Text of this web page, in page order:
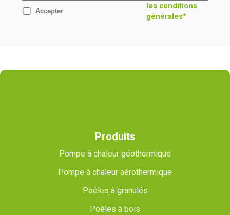
Accepter
les conditions
générales*
Produits
Pompe à chaleur géothermique
Pompe à chaleur aérothermique
Poêles à granulés
Poêles à bois